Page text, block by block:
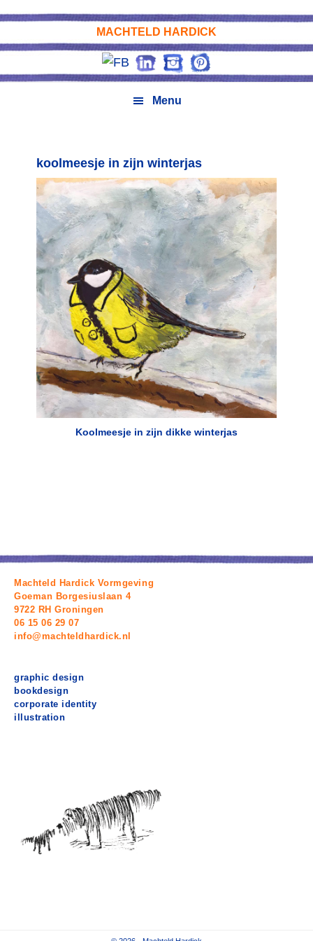
Skip
primary
navigation
Skip
main
content
Skip
primary
sidebar
Skip
footer
MACHTELD HARDICK
Menu
koolmeesje in zijn winterjas
Koolmeesje in zijn dikke winterjas
Footer
Machteld Hardick Vormgeving
Goeman Borgesiuslaan 4
9722 RH Groningen
06 15 06 29 07
info@machteldhardick.nl
graphic design
bookdesign
corporate identity
illustration